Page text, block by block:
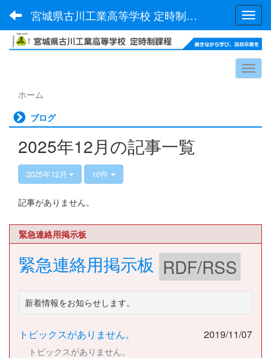
宮城県古川工業高等学校 定時制課程
ホーム
ブログ
2025年12月の記事一覧
2025年12月 10件
記事がありません。
緊急連絡用掲示板
緊急連絡用掲示板 RDF/RSS
新着情報をお知らせします。
トピックスがありません。 2019/11/07
トピックスがありません。